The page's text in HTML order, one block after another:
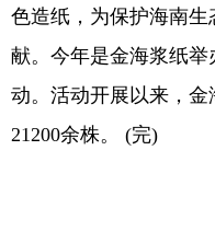
色造纸，为保护海南
献。今年是金海浆纸
动。活动开展以来，
21200余株。 (完)